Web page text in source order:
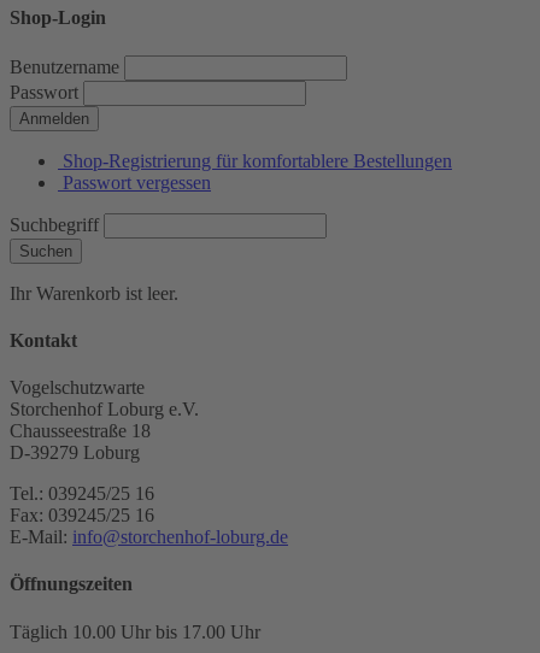
Shop-Login
Benutzername
Passwort
Anmelden
Shop-Registrierung für komfortablere Bestellungen
Passwort vergessen
Suchbegriff
Suchen
Ihr Warenkorb ist leer.
Kontakt
Vogelschutzwarte
Storchenhof Loburg e.V.
Chausseestraße 18
D-39279 Loburg
Tel.: 039245/25 16
Fax: 039245/25 16
E-Mail: info@storchenhof-loburg.de
Öffnungszeiten
Täglich 10.00 Uhr bis 17.00 Uhr